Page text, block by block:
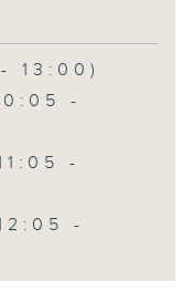
13:00)
-
-
-